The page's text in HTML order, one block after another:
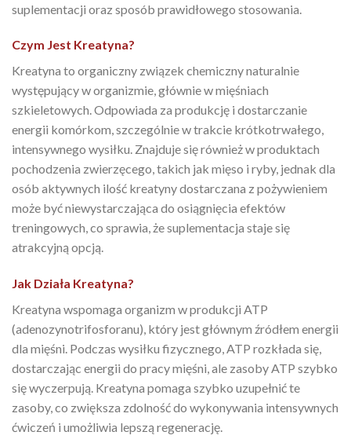
suplementacji oraz sposób prawidłowego stosowania.
Czym Jest Kreatyna?
Kreatyna to organiczny związek chemiczny naturalnie
występujący w organizmie, głównie w mięśniach
szkieletowych. Odpowiada za produkcję i dostarczanie
energii komórkom, szczególnie w trakcie krótkotrwałego,
intensywnego wysiłku. Znajduje się również w produktach
pochodzenia zwierzęcego, takich jak mięso i ryby, jednak dla
osób aktywnych ilość kreatyny dostarczana z pożywieniem
może być niewystarczająca do osiągnięcia efektów
treningowych, co sprawia, że suplementacja staje się
atrakcyjną opcją.
Jak Działa Kreatyna?
Kreatyna wspomaga organizm w produkcji ATP
(adenozynotrifosforanu), który jest głównym źródłem energii
dla mięśni. Podczas wysiłku fizycznego, ATP rozkłada się,
dostarczając energii do pracy mięśni, ale zasoby ATP szybko
się wyczerpują. Kreatyna pomaga szybko uzupełnić te
zasoby, co zwiększa zdolność do wykonywania intensywnych
ćwiczeń i umożliwia lepszą regenerację.